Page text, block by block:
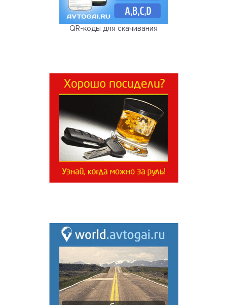
QR-коды для скачивания